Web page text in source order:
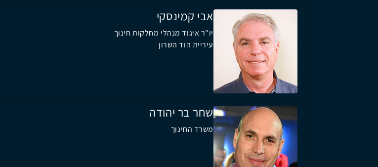
אבי קמינסקי
יו"ר איגוד מנהלי מחלקות חינוך
עיריית הוד השרון
שחר בר יהודה
משרד החינוך